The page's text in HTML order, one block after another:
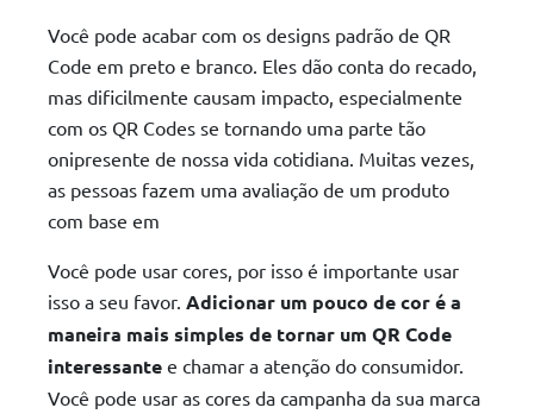
Você pode acabar com os designs padrão de QR
Code em preto e branco. Eles dão conta do recado,
mas dificilmente causam impacto, especialmente
com os QR Codes se tornando uma parte tão
onipresente de nossa vida cotidiana. Muitas vezes,
as pessoas fazem uma avaliação de um produto
com base em
Você pode usar cores, por isso é importante usar
isso a seu favor. Adicionar um pouco de cor é a
maneira mais simples de tornar um QR Code
interessante e chamar a atenção do consumidor.
Você pode usar as cores da campanha da sua marca